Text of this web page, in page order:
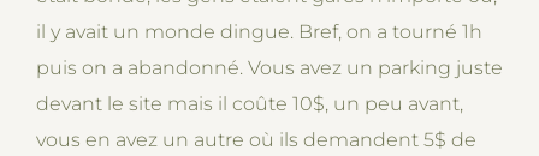
il y avait un monde dingue. Bref, on a tourné 1h
puis on a abandonné. Vous avez un parking juste
devant le site mais il coûte 10$, un peu avant,
vous en avez un autre où ils demandent 5$ de